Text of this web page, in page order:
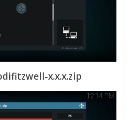
x.x.x.zip